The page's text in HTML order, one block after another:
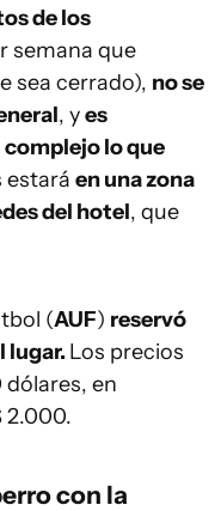
de los
semana que
sea cerrado), no se
, yes
complejo lo que
estará en una zona
del hotel, que
(AUF) reservó
lugar. Los precios
dólares, en
2.000.
con la